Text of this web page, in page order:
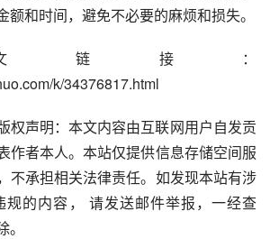
额和时间，避免不必要的麻烦和损失。
链接：
k/34376817.html
权声明：本文内容由互联网用户自发贡
作者本人。本站仅提供信息存储空间服
不承担相关法律责任。如发现本站有涉
规的内容， 请发送邮件举报，一经查